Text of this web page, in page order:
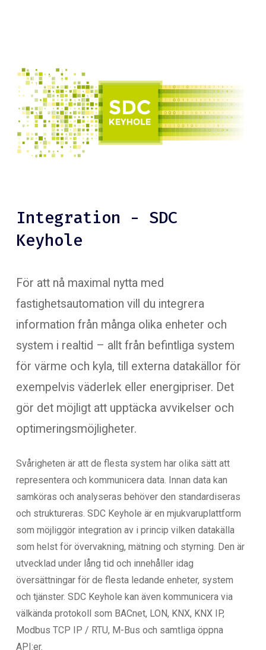
Integration - SDC
Keyhole
För att nå maximal nytta med
fastighetsautomation vill du integrera
information från många olika enheter och
system i realtid – allt från befintliga system
för värme och kyla, till externa datakällor för
exempelvis väderlek eller energipriser. Det
gör det möjligt att upptäcka avvikelser och
optimeringsmöjligheter.
Svårigheten är att de flesta system har olika sätt att
representera och kommunicera data. Innan data kan
samköras och analyseras behöver den standardiseras
och struktureras. SDC Keyhole är en mjukvaruplattform
som möjliggör integration av i princip vilken datakälla
som helst för övervakning, mätning och styrning. Den är
utvecklad under lång tid och innehåller idag
översättningar för de flesta ledande enheter, system
och tjänster. SDC Keyhole kan även kommunicera via
välkända protokoll som BACnet, LON, KNX, KNX IP,
Modbus TCP IP / RTU, M-Bus och samtliga öppna
API:er.